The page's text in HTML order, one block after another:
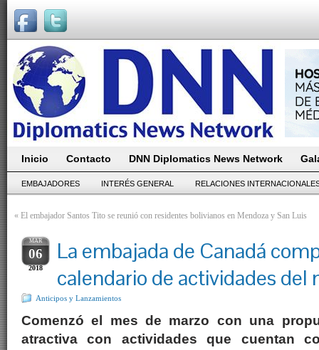
Inicio Contacto DNN Diplomatics News Network
EMBAJADORES INTERÉS GENERAL RELACIONES
« El embajador Santos Tito se reunió con residentes bolivianos en Mendoza y San Luis
MAR
06
2018
La embajada de Canadá
calendario de actividades del
Anticipos y Lanzamientos
Comenzó el mes de marzo con una
atractiva con actividades que cuentan